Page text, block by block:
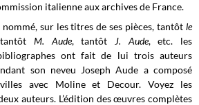
italienne aux archives de France.
nommé, sur les titres de ses pièces, tantôt le
M. Aude, tantôt J. Aude, etc. les
ont fait de lui trois auteurs
son neveu Joseph Aude a composé
avec Moline et Decour. Voyez les
auteurs. L’édition des œuvres complètes